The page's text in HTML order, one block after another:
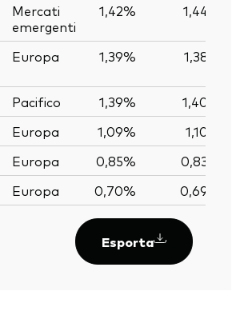
Mercati
emergenti
1,42% 1,44%
Europa 1,39% 1,38%
Pacifico 1,39%
1,40%
Europa 1,09%
1,10%
Europa 0,85%
0,83%
Europa 0,70% 0,69%
Esporta